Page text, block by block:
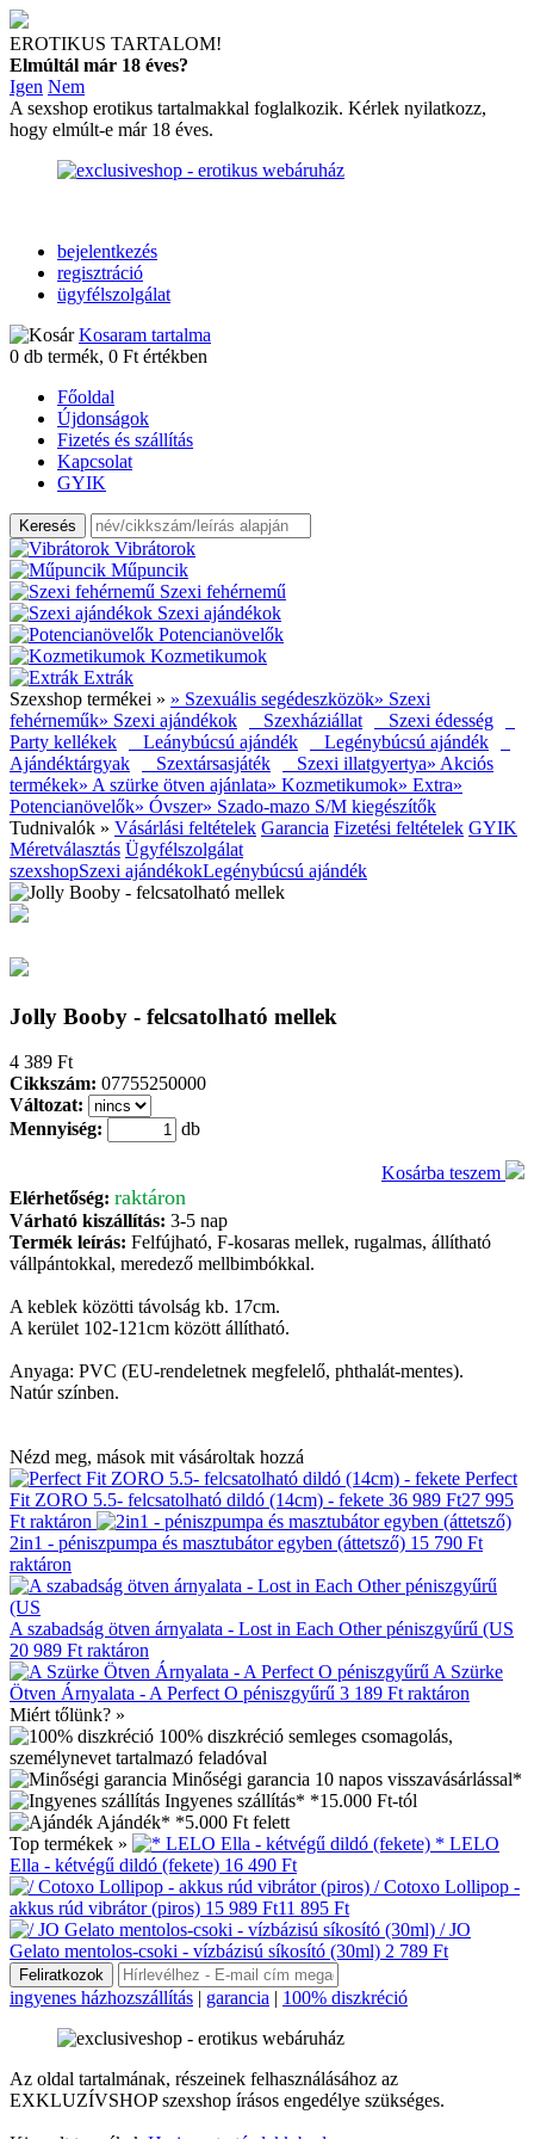
EROTIKUS TARTALOM!
Elmúltál már 18 éves?
Igen Nem
A sexshop erotikus tartalmakkal foglalkozik. Kérlek nyilatkozz,
hogy elmúlt-e már 18 éves.
bejelentkezés
regisztráció
ügyfélszolgálat
Kosaram tartalma
0 db termék, 0 Ft értékben
Főoldal
Újdonságok
Fizetés és szállítás
Kapcsolat
GYIK
Vibrátorok
Műpuncik
Szexi fehérnemű
Szexi ajándékok
Potencianövelők
Kozmetikumok
Extrák
Szexshop termékei » » Szexuális segédeszközök» Szexi
fehérneműk» Szexi ajándékok Szexháziállat
Szexi édesség
Party kellékek
Leánybúcsú ajándék
Legénybúcsú ajándék
Ajándéktárgyak
Szextársasjáték Szexi illatgyertya» Akciós
termékek» A szürke ötven ajánlata» Kozmetikumok» Extra»
Potencianövelők» Óvszer» Szado-mazo S/M kiegészítők
Tudnivalók » Vásárlási feltételek Garancia Fizetési feltételek GYIK
Méretválasztás Ügyfélszolgálat
szexshopSzexi ajándékokLegénybúcsú ajándék
Jolly Booby - felcsatolható mellek
4 389 Ft
Cikkszám: 07755250000
Változat:
Mennyiség:
db
Kosárba teszem
Elérhetőség: raktáron
Várható kiszállítás: 3-5 nap
Termék leírás: Felfújható, F-kosaras mellek, rugalmas, állítható
vállpántokkal, meredező mellbimbókkal.
A keblek közötti távolság kb. 17cm.
A kerület 102-121cm között állítható.
Anyaga: PVC (EU-rendeletnek megfelelő, phthalát-mentes).
Natúr színben.
Nézd meg, mások mit vásároltak hozzá
Perfect
Fit ZORO 5.5- felcsatolható dildó (14cm) - fekete 36 989 Ft27 995
Ft raktáron
2in1 - péniszpumpa és masztubátor egyben (áttetsző) 15 790 Ft
raktáron
A szabadság ötven árnyalata - Lost in Each Other péniszgyűrű (US
20 989 Ft raktáron
A Szürke
Ötven Árnyalata - A Perfect O péniszgyűrű 3 189 Ft raktáron
Miért tőlünk? »
100% diszkréció semleges csomagolás,
személynevet tartalmazó feladóval
Minőségi garancia 10 napos visszavásárlással*
Ingyenes szállítás* *15.000 Ft-tól
Ajándék* *5.000 Ft felett
Top termékek »
* LELO
Ella - kétvégű dildó (fekete) 16 490 Ft
/ Cotoxo Lollipop -
akkus rúd vibrátor (piros) 15 989 Ft11 895 Ft
/ JO
Gelato mentolos-csoki - vízbázisú síkosító (30ml) 2 789 Ft
ingyenes házhozszállítás | garancia | 100% diszkréció
Az oldal tartalmának, részeinek felhasználásához az
EXKLUZÍVSHOP szexshop írásos engedélye szükséges.